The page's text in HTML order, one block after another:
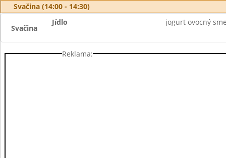
Svačina (14:00 - 14:30)
Svačina
Jídlo jogurt ovocný
Reklama: